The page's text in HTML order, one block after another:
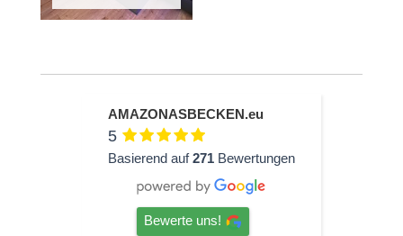
AMAZONASBECKEN.eu
5
Basierend auf271 Bewertungen
Bewerte uns!